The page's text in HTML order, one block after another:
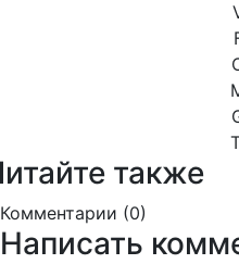
также
Комментарии (0)
Написать